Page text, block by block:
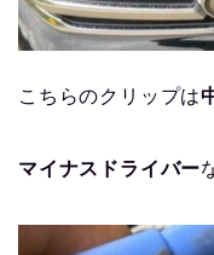
こちらのクリップは
マイナスドライバー